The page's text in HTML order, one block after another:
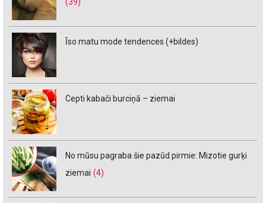
(39)
Īso matu mode tendences (+bildes)
Cepti kabači burciņā – ziemai
No mūsu pagraba šie pazūd pirmie: Mizotie gurķi
ziemai (4)